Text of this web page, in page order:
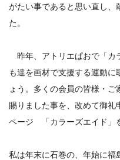
がたい事であると思い直し、
た。
昨年、アトリエぱおで「カ
も達を画材で支援する運動に
ょう。多くの会員の皆様・
賜りました事を、改めて御礼
ページ 「カラーズエイド」
私は年末に石巻の、年始に福